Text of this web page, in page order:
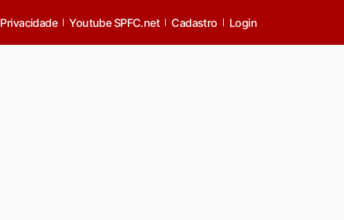
Privacidade Youtube SPFC.net Cadastro Login